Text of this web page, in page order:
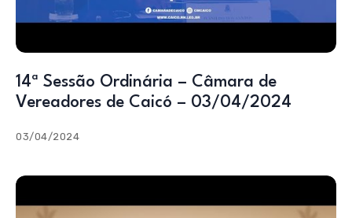
14ª Sessão Ordinária – Câmara de
Vereadores de Caicó – 03/04/2024
03/04/2024